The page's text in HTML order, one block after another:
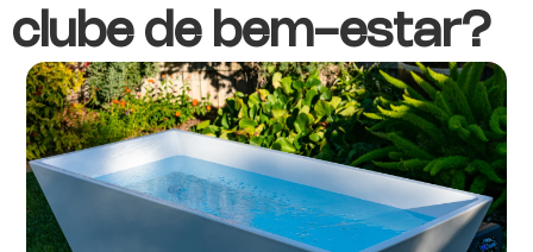
clube de bem-estar?